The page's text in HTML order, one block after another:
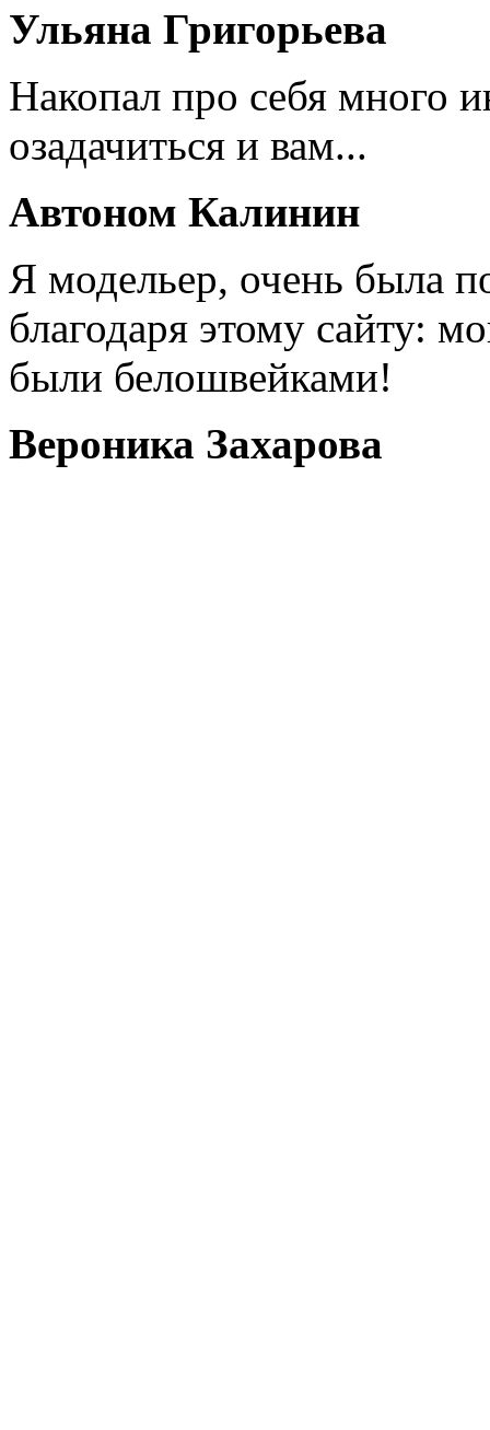
Ульяна Григорьева
Накопал про себя много
озадачиться и вам...
Автоном Калинин
Я модельер, очень была
благодаря этому сайту:
были белошвейками!
Вероника Захарова